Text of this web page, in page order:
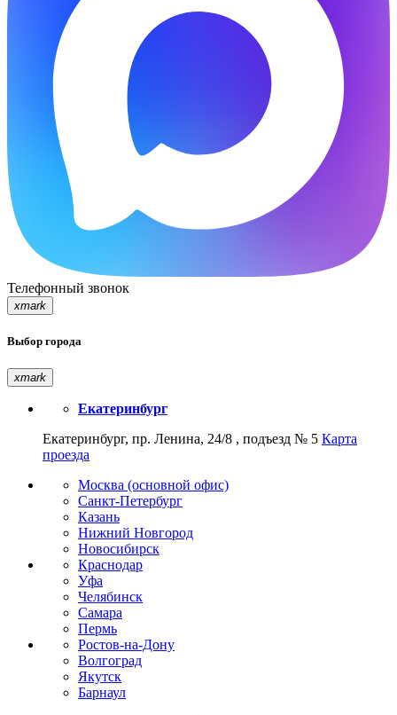
Телефонный звонок
xmark
Выбор города
xmark
Екатеринбург
Екатеринбург, пр. Ленина, 24/8 , подъезд № 5 Карта
проезда
Москва (основной офис)
Санкт-Петербург
Казань
Нижний Новгород
Новосибирск
Краснодар
Уфа
Челябинск
Самара
Пермь
Ростов-на-Дону
Волгоград
Якутск
Барнаул